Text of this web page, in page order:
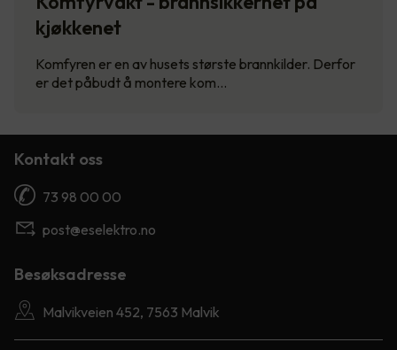
kjøkkenet
Komfyren er en av husets største brannkilder. Derfor
er det påbudt å montere kom…
Kontakt oss
73 98 00 00
post@eselektro.no
Besøksadresse
Malvikveien 452, 7563 Malvik